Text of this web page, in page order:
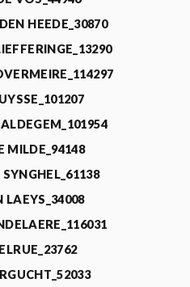
HEEDE_30870
MILDE_94148
LAEYS_34008